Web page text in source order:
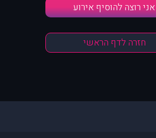
אני רוצה להוסיף אירוע
חזרה לדף הראשי